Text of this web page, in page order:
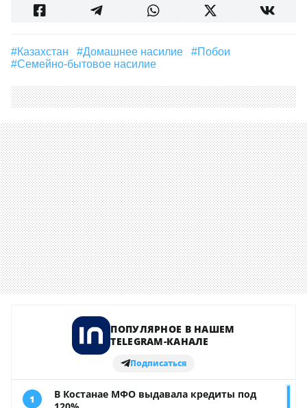
#Казахстан #домашнее насилие
#побои
#семейно-бытовое насилие